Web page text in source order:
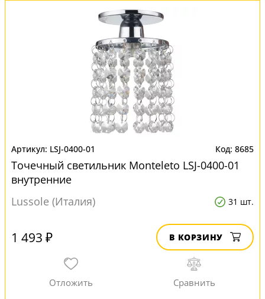
LSJ-0400-01 8685
Точечный светильник Monteleto LSJ-0400-01
внутренние
Lussole (Италия)
31 шт.
1 493 ₽ В КОРЗИНУ